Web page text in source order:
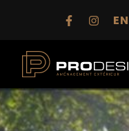
EN